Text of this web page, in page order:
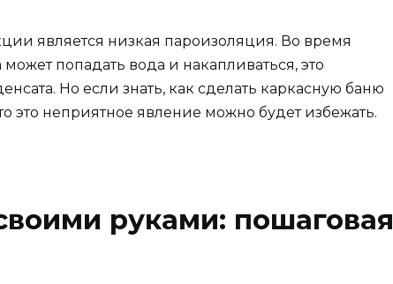
является низкая пароизоляция. Во время
попадать вода и накапливаться, это
Но если знать, как сделать каркасную баню
это неприятное явление можно будет избежать.
руками: пошаговая